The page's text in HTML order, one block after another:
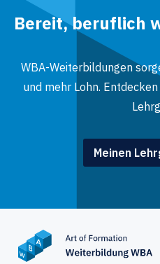
Bereit, beruflich
WBA-Weiterbildungen
und mehr Lohn.
Meinen